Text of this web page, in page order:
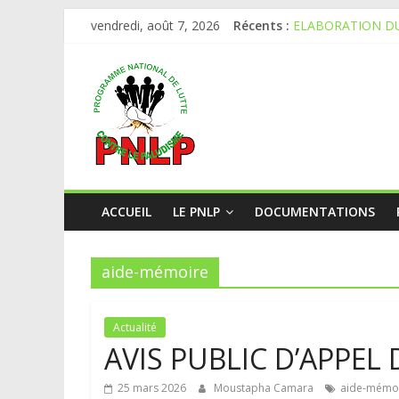
vendredi, août 7, 2026 Récents : ELABORATION
ACCUEIL LE PNLP DOCUMENTATIONS
aide-mémoire
Actualité
AVIS PUBLIC
25 mars 2026 Moustapha Camara aide-